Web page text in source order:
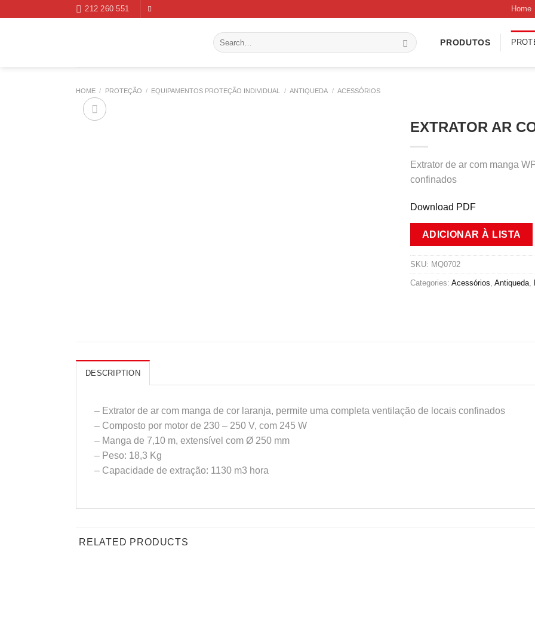
212 260 551 Home
Search
for:
PRODUTOS
HOME / PROTEÇÃO / EQUIPAMENTOS PROTEÇÃO INDIVIDUAL / ANTIQUEDA / ACESSÓRIOS
EXTRATOR AR
Extrator de ar com manga
confinados
Download PDF
ADICIONAR À LISTA
SKU: MQ0702
Categories: Acessórios, Antiqueda,
DESCRIPTION
– Extrator de ar com manga de cor laranja, permite uma completa ventilação de locais confinados
– Composto por motor de 230 – 250 V, com 245 W
– Manga de 7,10 m, extensível com Ø 250 mm
– Peso: 18,3 Kg
– Capacidade de extração: 1130 m3 hora
RELATED PRODUCTS